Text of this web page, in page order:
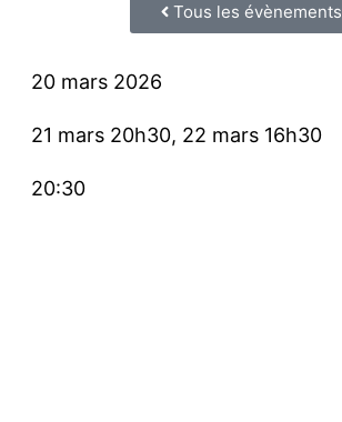
Tous les évènements
20 mars 2026
21 mars 20h30, 22 mars 16h30
20:30